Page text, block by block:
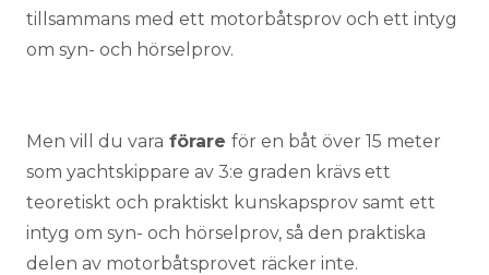
tillsammans med ett motorbåtsprov och ett intyg
om syn- och hörselprov.
Men vill du vara förare för en båt över 15 meter
som yachtskippare av 3:e graden krävs ett
teoretiskt och praktiskt kunskapsprov samt ett
intyg om syn- och hörselprov, så den praktiska
delen av motorbåtsprovet räcker inte.